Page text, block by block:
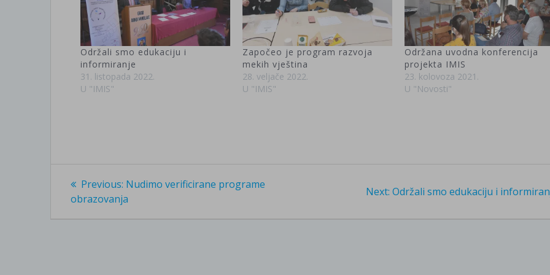
Održali smo edukaciju i
informiranje
31. listopada 2022.
U "IMIS"
Započeo je program razvoja
mekih vještina
28. veljače 2022.
U "IMIS"
Održana uvodna konferencija
projekta IMIS
23. kolovoza 2021.
U "Novosti"
Navigacija
objava
Previous: Previous
post:
Nudimo verificirane programe
obrazovanja
Next: Next
Održali smo edukaciju i